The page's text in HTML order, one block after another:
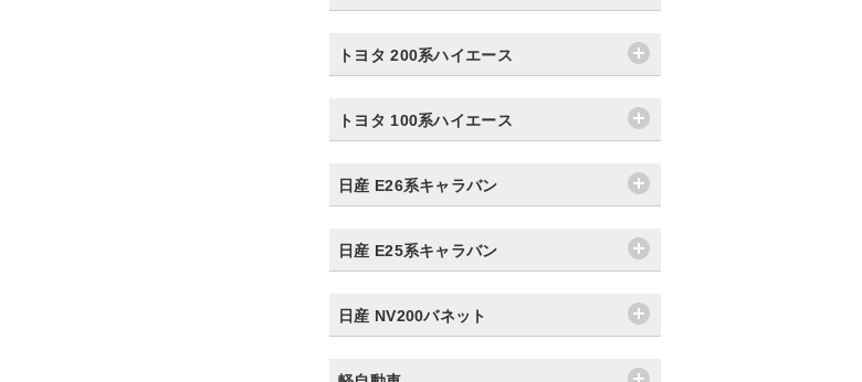
トヨタ 200系ハイエース
トヨタ 100系ハイエース
日産 E26系キャラバン
日産 E25系キャラバン
日産 NV200バネット